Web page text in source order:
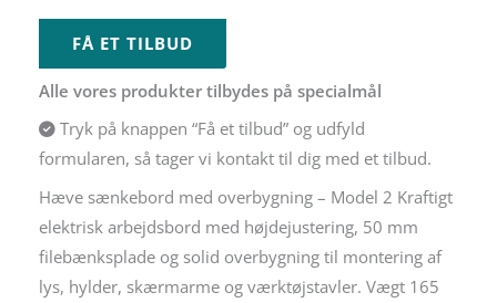
FÅ ET TILBUD
Alle vores produkter tilbydes på specialmål
Tryk på knappen “Få et tilbud” og udfyld
formularen, så tager vi kontakt til dig med et tilbud.
Hæve sænkebord med overbygning – Model 2 Kraftigt
elektrisk arbejdsbord med højdejustering, 50 mm
filebænksplade og solid overbygning til montering af
lys, hylder, skærmarme og værktøjstavler. Vægt 165